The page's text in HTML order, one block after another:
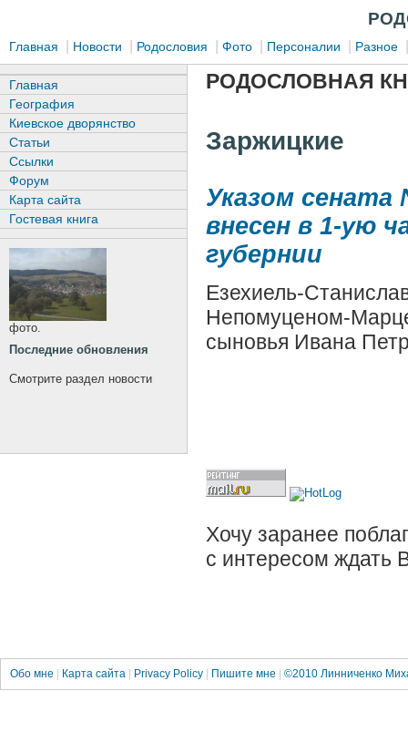
Главная Новости Родословия Фото Персоналии Разное
РОДОСЛОВНАЯ
Заржицкие
Указом сената
внесен в 1-ую
губернии
Езехиель-
Непомуценом-
сыновья Ивана
Хочу заранее
с интересом ждать
Главная
География
Киевское дворянство
Статьи
Ссылки
Форум
Карта сайта
Гостевая книга
фото.
Последние обновления
Смотрите раздел новости
Обо мне Карта сайта Privacy Policy Пишите мне ©2010 Линниченко